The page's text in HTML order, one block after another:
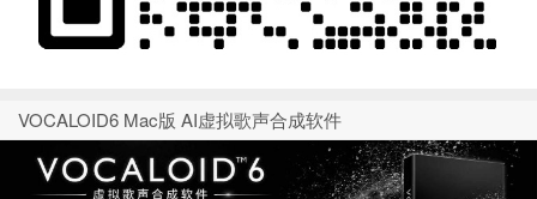
VOCALOID6 Mac版 AI虚拟歌声合成软件